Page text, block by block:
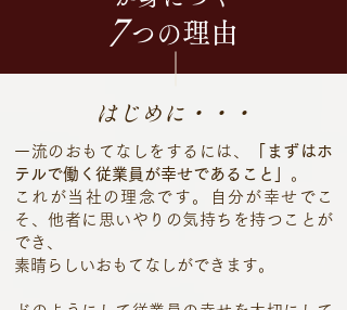
7つ の理由
はじめに・・・
一流のおもてなしをするには、
「まずはホ
テルで働く従業員が幸せであること」 。
これが当社の理念です。自分が幸せでこ
そ、他者に思いやりの気持ちを持つことが
でき、
素晴らしいおもてなしができます。